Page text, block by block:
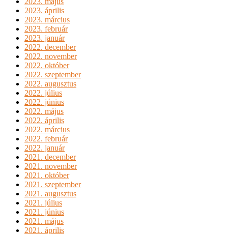
2023. április
2023. március
2023. február
2023. január
2022. december
2022. november
2022. október
2022. szeptember
2022. augusztus
2022. július
2022. június
2022. május
2022. április
2022. március
2022. február
2022. január
2021. december
2021. november
2021. október
2021. szeptember
2021. augusztus
2021. július
2021. június
2021. május
2021. április